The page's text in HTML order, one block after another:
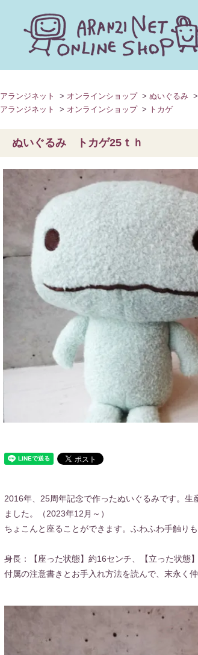
カテゴリー
検索する
アランジネット > オンラインショップ > ぬいぐるみ >
アランジネット
> オンラインショップ > トカゲ
ぬいぐるみ トカゲ25ｔｈ
2016年、25周年記念で作ったぬいぐるみです。
ました。（2023年12月～）
ちょこんと座ることができます。ふわふわ手触りも
身長：【座った状態】約16センチ、【立った状態
付属の注意書きとお手入れ方法を読んで、末永く仲